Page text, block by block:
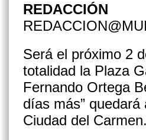
REDACCIÓN
Será el próximo 2
totalidad la Plaza
Fernando Ortega
días más”
Ciudad del Carmen.